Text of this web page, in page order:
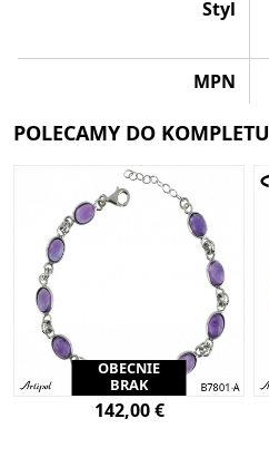
Styl
MPN
POLECAMY DO KOMPLETU
OBECNIE
BRAK
142,00 €